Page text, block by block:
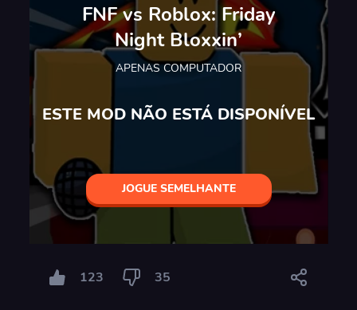
FNF vs Roblox: Friday
Night Bloxxin’
APENAS COMPUTADOR
ESTE MOD NÃO ESTÁ DISPONÍVEL
JOGUE SEMELHANTE
123 35